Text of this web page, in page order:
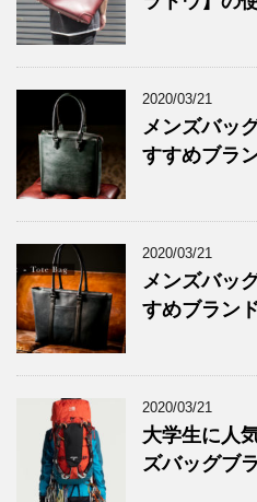
2020/03/21
メンズバッ
すすめブラ
2020/03/21
メンズバッ
すめブラン
2020/03/21
大学生に人
ズバッグブ